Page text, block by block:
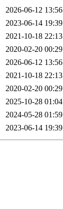
2026-06-12 13:56
2023-06-14 19:39
2021-10-18 22:13
2020-02-20 00:29
2026-06-12 13:56
2021-10-18 22:13
2020-02-20 00:29
2025-10-28 01:04
2024-05-28 01:59
2023-06-14 19:39